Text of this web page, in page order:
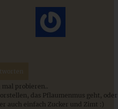
mit Streuseln - cremig und
mal probieren..
das Pflaumenmus geht, oder
auch einfach Zucker und Zimt :)